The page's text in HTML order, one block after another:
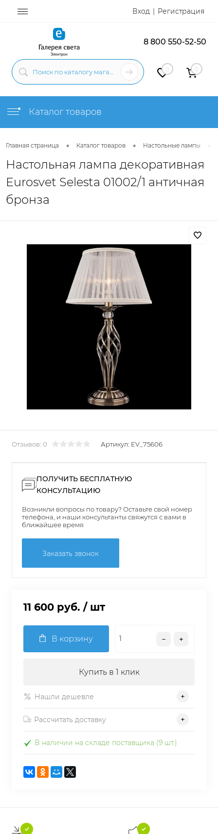
Вход Регистрация
8 800 550-52-50
0 0
Каталог товаров
Главная страница • Каталог товаров • Настольные лампы
Настольная лампа декоративная
Eurosvet Selesta 01002/1 античная
бронза
Отзывов: 0 Артикул: EV_75606
ПОЛУЧИТЬ БЕСПЛАТНУЮ
КОНСУЛЬТАЦИЮ
Возникли вопросы по товару? Оставьте свой номер
телефона, и наши консультанты свяжутся с вами в
ближайшее время
Заказать звонок
11 600 руб. / шт
В корзину
Купить в 1 клик
Нашли дешевле
Рассчитать доставку
В наличии на складе поставщика (9 шт.)